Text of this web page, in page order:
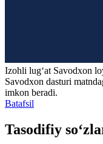
Izohli lugʻat Savodxon
Savodxon dasturi
imkon beradi.
Batafsil
Tasodifiy